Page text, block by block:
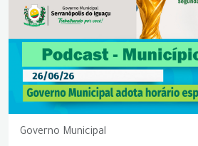
Governo Municipal